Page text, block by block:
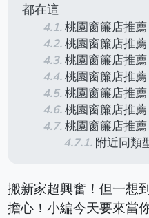
都在這
桃園窗簾店推
桃園窗簾店推
桃園窗簾店推
桃園窗簾店推
桃園窗簾店推
桃園窗簾店推
桃園窗簾店推
附近同類
搬新家超興奮！但一想
擔心！小編今天要來當